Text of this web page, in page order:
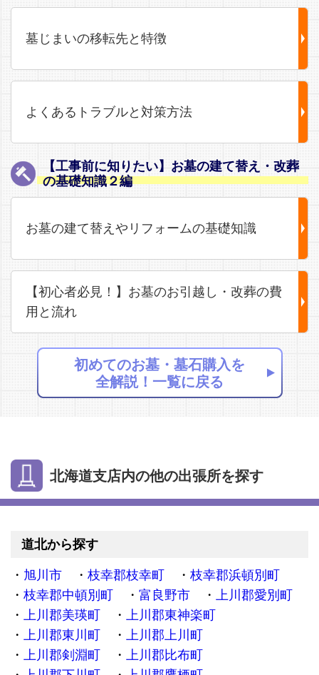
墓じまいの移転先と特徴
よくあるトラブルと対策方法
【工事前に知りたい】お墓の建て替え・改葬
の基礎知識２編
お墓の建て替えやリフォームの基礎知識
【初心者必見！】お墓のお引越し・改葬の費
用と流れ
初めてのお墓・墓石購入を
全解説！一覧に戻る
北海道支店内の他の出張所を探す
道北から探す
旭川市 枝幸郡枝幸町
枝幸郡浜頓別町
枝幸郡中頓別町
富良野市
上川郡愛別町
上川郡美瑛町
上川郡東神楽町
上川郡東川町
上川郡上川町
上川郡剣淵町
上川郡比布町